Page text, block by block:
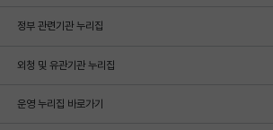
정부 관련기관 누리집
외청 및 유관기관 누리집
운영 누리집 바로가기